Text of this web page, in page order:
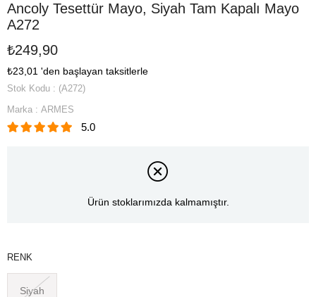
Ancoly Tesettür Mayo, Siyah Tam Kapalı Mayo
A272
₺249,90
₺23,01 'den başlayan taksitlerle
Stok Kodu
(A272)
Marka : ARMES
5.0
Ürün stoklarımızda kalmamıştır.
RENK
Siyah